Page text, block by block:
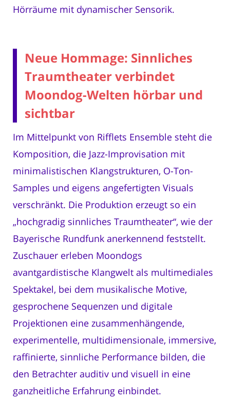
Hörräume mit dynamischer Sensorik.
Neue Hommage: Sinnliches
Traumtheater verbindet
Moondog-Welten hörbar und
sichtbar
Im Mittelpunkt von Rifflets Ensemble steht die
Komposition, die Jazz-Improvisation mit
minimalistischen Klangstrukturen, O-Ton-
Samples und eigens angefertigten Visuals
verschränkt. Die Produktion erzeugt so ein
„hochgradig sinnliches Traumtheater“, wie der
Bayerische Rundfunk anerkennend feststellt.
Zuschauer erleben Moondogs
avantgardistische Klangwelt als multimediales
Spektakel, bei dem musikalische Motive,
gesprochene Sequenzen und digitale
Projektionen eine zusammenhängende,
experimentelle, multidimensionale, immersive,
raffinierte, sinnliche Performance bilden, die
den Betrachter auditiv und visuell in eine
ganzheitliche Erfahrung einbindet.